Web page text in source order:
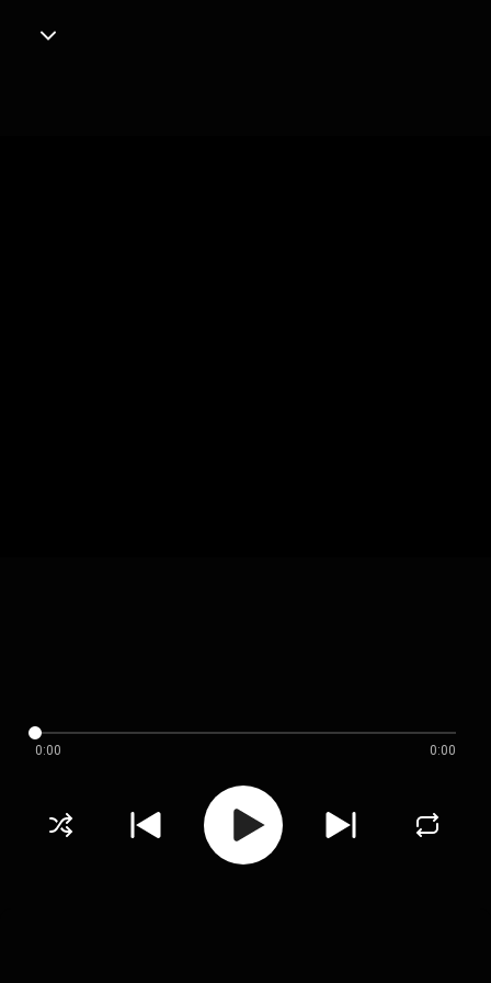
0:00 0:00